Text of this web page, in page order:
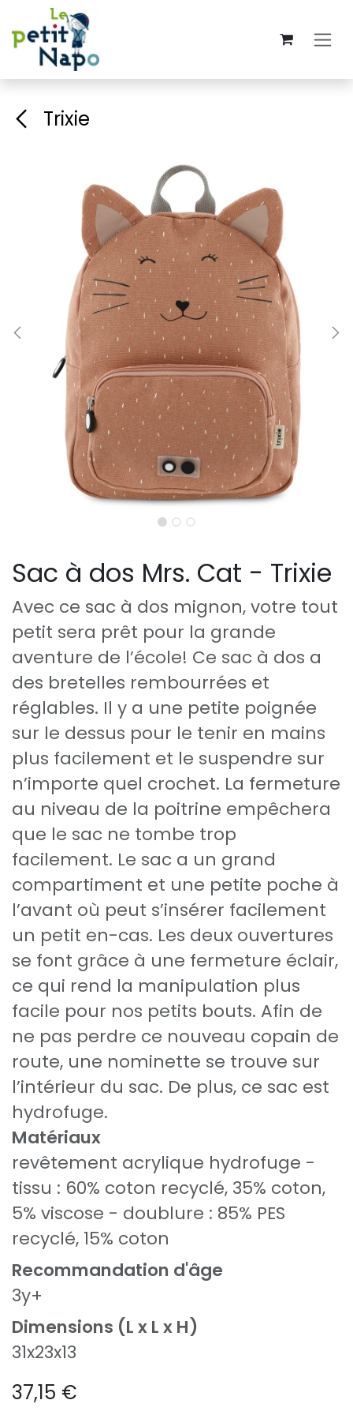
Se rendre au contenu
Trixie
Sac à dos Mrs. Cat - Trixie
Avec ce sac à dos mignon, votre tout
petit sera prêt pour la grande
aventure de l’école! Ce sac à dos a
des bretelles rembourrées et
réglables. Il y a une petite poignée
sur le dessus pour le tenir en mains
plus facilement et le suspendre sur
n’importe quel crochet. La fermeture
au niveau de la poitrine empêchera
que le sac ne tombe trop
facilement. Le sac a un grand
compartiment et une petite poche à
l’avant où peut s’insérer facilement
un petit en-cas. Les deux ouvertures
se font grâce à une fermeture éclair,
ce qui rend la manipulation plus
facile pour nos petits bouts. Afin de
ne pas perdre ce nouveau copain de
route, une nominette se trouve sur
l’intérieur du sac. De plus, ce sac est
hydrofuge.
Matériaux
revêtement acrylique hydrofuge -
tissu : 60% coton recyclé, 35% coton,
5% viscose - doublure : 85% PES
recyclé, 15% coton
Recommandation d'âge
3y+
Dimensions (L x L x H)
31x23x13
37,15 €